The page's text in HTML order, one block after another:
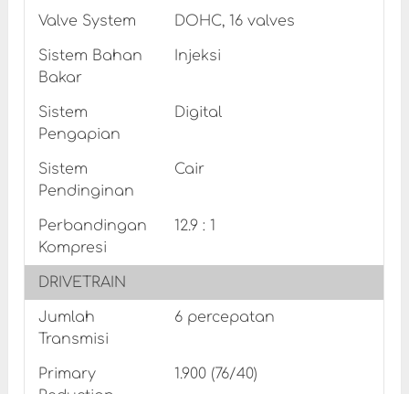
Valve System DOHC, 16 valves
Sistem Bahan
Bakar
Injeksi
Sistem
Pengapian
Digital
Sistem
Pendinginan
Cair
Perbandingan
Kompresi
12.9 : 1
DRIVETRAIN
Jumlah
Transmisi
6 percepatan
Primary
1.900 (76/40)